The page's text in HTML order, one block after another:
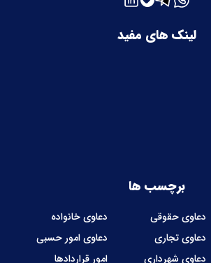
لینک های مفید
برچسب ها
دعاوی حقوقی
دعاوی خانواده
دعاوی تجاری
دعاوی امور حسبی
دعاوی شهرداری امور قراردادها